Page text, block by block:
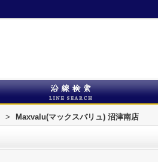
> Maxvalu(マックスバリュ) 沼津南店